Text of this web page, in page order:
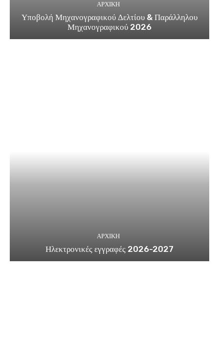
ΑΡΧΙΚΗ
Υποβολή Μηχανογραφικού Δελτίου & Παράλληλου
Μηχανογραφικού 2026
ΑΡΧΙΚΗ
Ηλεκτρονικές εγγραφές 2026-2027